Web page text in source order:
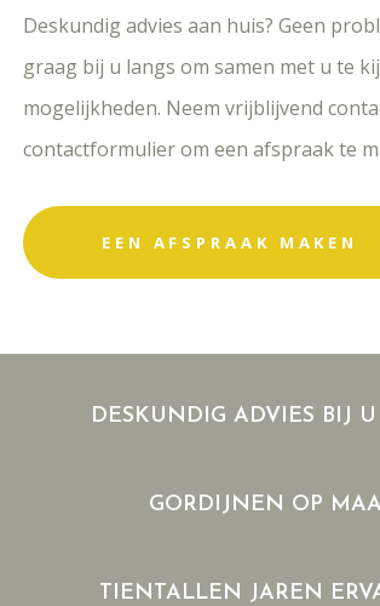
Deskundig advies aan huis? Geen
graag bij u langs om samen met u te
mogelijkheden. Neem vrijblijvend
contactformulier om een afspraak te
EEN AFSPRAAK MAKEN
DESKUNDIG ADVIES BIJ
GORDIJNEN OP
TIENTALLEN JAREN